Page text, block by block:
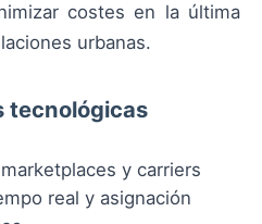
costes en la última
urbanas.
tecnológicas
y carriers
real y asignación